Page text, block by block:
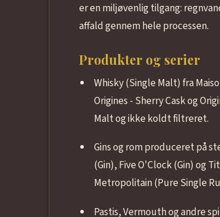
er en miljøvenlig tilgang:
affald gennem hele processen.
Produkter og serier
Whisky (Single Malt) fra
Origines - Sherry Cask og
Malt og ikke koldt filtreret.
Gins og rom produceret på
(Gin), Five O'Clock (Gin) og
Metropolitain (Pure Single
Pastis, Vermouth og andre